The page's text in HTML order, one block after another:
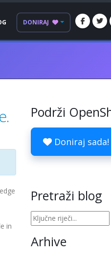
DONIRAJ
in
Podrži
Doniraj sada!
Pretraži blog
Arhive